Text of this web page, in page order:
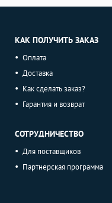
КАК ПОЛУЧИТЬ ЗАКАЗ
Оплата
Доставка
Как сделать заказ?
Гарантия и возврат
СОТРУДНИЧЕСТВО
Для поставщиков
Партнерская программа